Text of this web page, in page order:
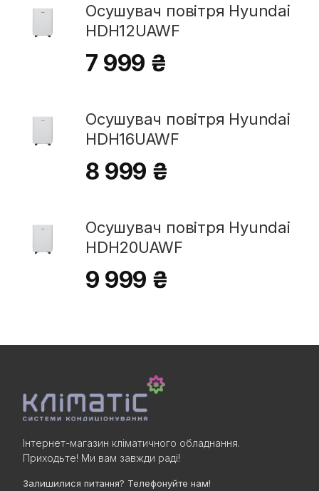
Осушувач повітря Hyundai
HDH12UAWF
7 999 ₴
Осушувач повітря Hyundai
HDH16UAWF
8 999 ₴
Осушувач повітря Hyundai
HDH20UAWF
9 999 ₴
Інтернет-магазин кліматичного обладнання.
Приходьте! Ми вам завжди раді!
Залишилися питання? Телефонуйте нам!